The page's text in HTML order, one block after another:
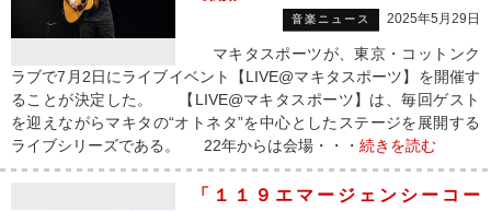
音楽ニュース 2025年5月29日
マキタスポーツが、東京・コットンク
ラブで7月2日にライブイベント【LIVE@マキタスポーツ】を開催す
ることが決定した。 【LIVE@マキタスポーツ】は、毎回ゲスト
を迎えながらマキタの“オトネタ”を中心としたステージを展開する
ライブシリーズである。 22年からは会場・・・ 続きを読む
「１１９エマージェンシーコー